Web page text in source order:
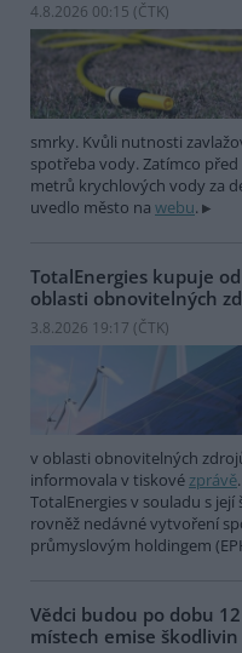
4.8.2026 00:15 (ČTK)
smrky. Kvůli nutnosti
spotřeba vody. Zatímco
metrů krychlových vody za
uvedlo město na webu.
TotalEnergies kupuje
oblasti obnovitelných
3.8.2026 19:17 (ČTK)
v oblasti obnovitelných
informovala v tiskovézprávě
TotalEnergies v souladu s
rovněž nedávné vytvoření
průmyslovým holdingem
Vědci budou po dobu
místech emise škodlivin